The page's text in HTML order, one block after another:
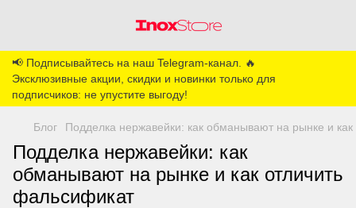
📢 Подписывайтесь на наш Telegram-канал. 🔥
Эксклюзивные акции, скидки и новинки только для
подписчиков: не упустите выгоду!
Блог Подделка нержавейки: как обманывают на рынке и
Подделка нержавейки: как
обманывают на рынке и как отличить
фальсификат